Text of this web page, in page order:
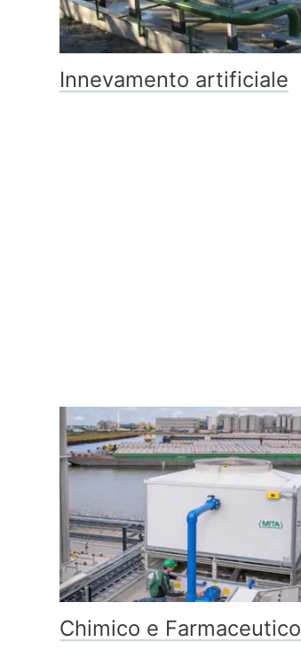
Innevamento artificiale
Chimico e Farmaceutico